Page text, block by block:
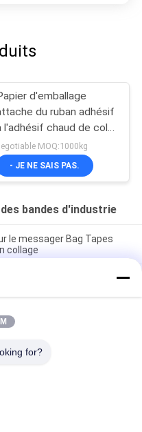
d'emballage
du ruban adhésif
l'adhésif chaud de colle
fonteMOQ:1000kg
- JE NE SAIS PAS.
bandes d'industrie
le messager Bag Tapes
collage
jaune-clair de fonte pour
de 100% pour bande
d'emballage de bande
for?